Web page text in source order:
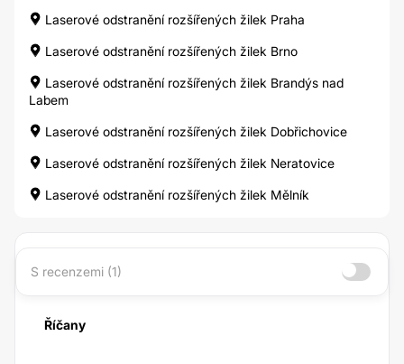
Laserové odstranění rozšířených žilek Praha
Laserové odstranění rozšířených žilek Brno
Laserové odstranění rozšířených žilek Brandýs nad
Labem
Laserové odstranění rozšířených žilek Dobřichovice
Laserové odstranění rozšířených žilek Neratovice
Laserové odstranění rozšířených žilek Mělník
S recenzemi (1)
Říčany